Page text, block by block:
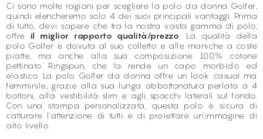
Ci sono molte ragioni per scegliere la polo da donna Golfer,
quindi elencheremo solo 4 dei suoi principali vantaggi. Prima
di tutto, devi sapere che tra la nostra vasta gamma di polo
offre il miglior rapporto qualità/prezzo . La qualità della
polo Golfer è dovuta al suo colletto e alle maniche a coste
piatte, ma anche alla sua composizione 100% cotone
pettinato Ringspun, che la rende un capo morbido ed
elastico. La polo Golfer da donna offre un look casual ma
femminile, grazie alla sua lunga abbottonatura perlata a 4
bottoni, alla vestibilità slim e agli spacchi laterali sul fondo.
Con una stampa personalizzata, questa polo è sicura di
catturare l'attenzione di tutti e di proiettare un'immagine di
alto livello.